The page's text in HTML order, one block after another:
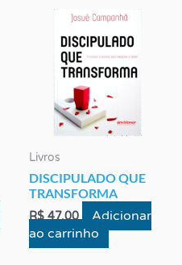
Livros
DISCIPULADO QUE
TRANSFORMA
R$47,00
Adicionar
ao carrinho